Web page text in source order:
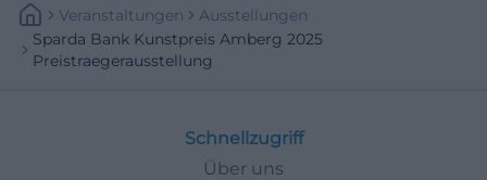
Veranstaltungen
Ausstellungen
Sparda Bank Kunstpreis Amberg 2025
Preistraegerausstellung
Schnellzugriff
Über uns